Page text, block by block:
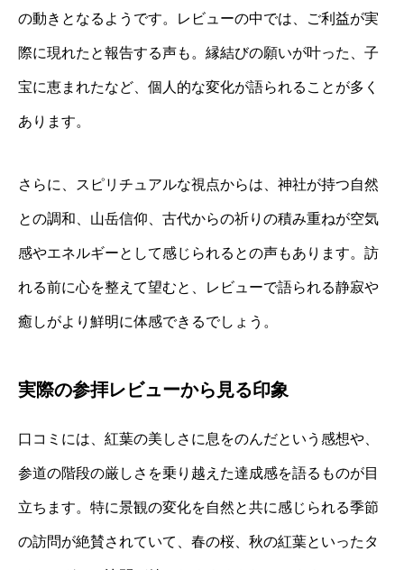
の動きとなるようです。レビューの中では、ご利益が実
際に現れたと報告する声も。縁結びの願いが叶った、子
宝に恵まれたなど、個人的な変化が語られることが多く
あります。
さらに、スピリチュアルな視点からは、神社が持つ自然
との調和、山岳信仰、古代からの祈りの積み重ねが空気
感やエネルギーとして感じられるとの声もあります。訪
れる前に心を整えて望むと、レビューで語られる静寂や
癒しがより鮮明に体感できるでしょう。
実際の参拝レビューから見る印象
口コミには、紅葉の美しさに息をのんだという感想や、
参道の階段の厳しさを乗り越えた達成感を語るものが目
立ちます。特に景観の変化を自然と共に感じられる季節
の訪問が絶賛されていて、春の桜、秋の紅葉といったタ